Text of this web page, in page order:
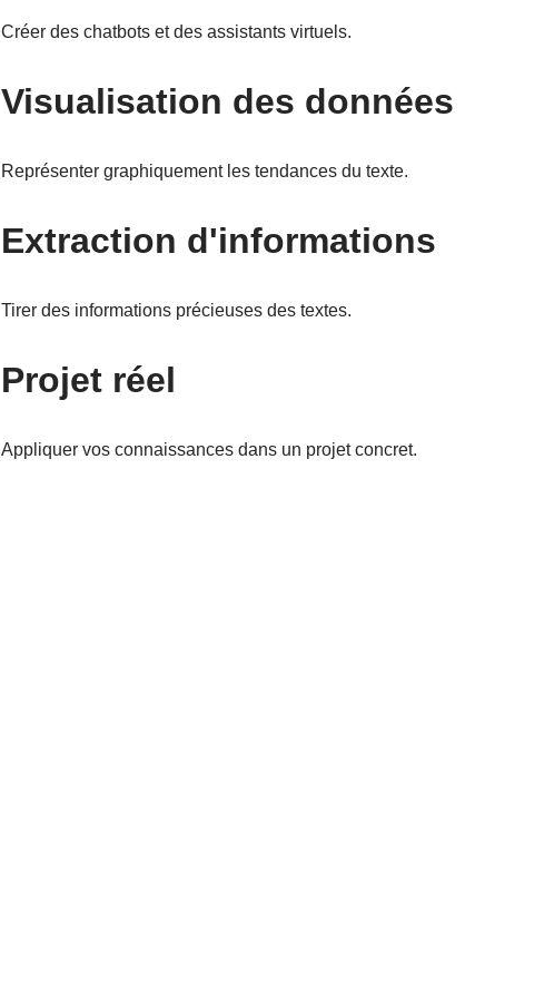
Créer des chatbots et des assistants virtuels.
Visualisation des données
Représenter graphiquement les tendances du texte.
Extraction d'informations
Tirer des informations précieuses des textes.
Projet réel
Appliquer vos connaissances dans un projet concret.